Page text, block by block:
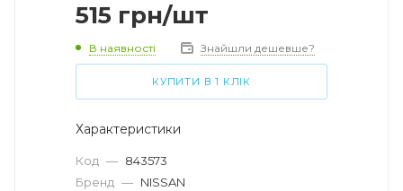
515 грн/шт
В наявності Знайшли дешевше?
КУПИТИ В 1 КЛІК
Характеристики
Код — 843573
Бренд — NISSAN